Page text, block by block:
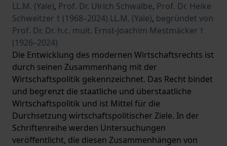
LL.M. (Yale), Prof. Dr. Ulrich Schwalbe, Prof. Dr. Heike
Schweitzer † (1968–2024) LL.M. (Yale), begründet von
Prof. Dr. Dr. h.c. mult. Ernst-Joachim Mestmäcker †
(1926–2024)
Die Entwicklung des modernen Wirtschaftsrechts ist
durch seinen Zusammenhang mit der
Wirtschaftspolitik gekennzeichnet. Das Recht bindet
und begrenzt die staatliche und überstaatliche
Wirtschaftspolitik und ist Mittel für die
Durchsetzung wirtschaftspolitischer Ziele. In der
Schriftenreihe werden Untersuchungen
veröffentlicht, die diesen Zusammenhängen von